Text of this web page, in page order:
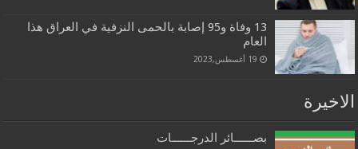
13 وفاة و95 إصابة بالحمى النزفية في العراق هذا
العام
19 أغسطس,2023
الاخيرة
بصــــــائر الدرجــــــات